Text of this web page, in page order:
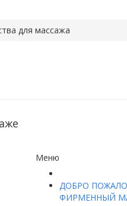
для массажа
Меню
ДОБРО
ФИРМЕННЫЙ